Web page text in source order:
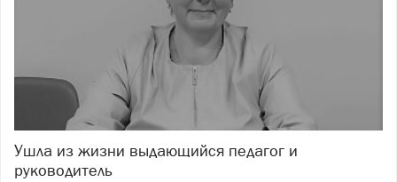
Ушла из жизни выдающийся педагог и
руководитель